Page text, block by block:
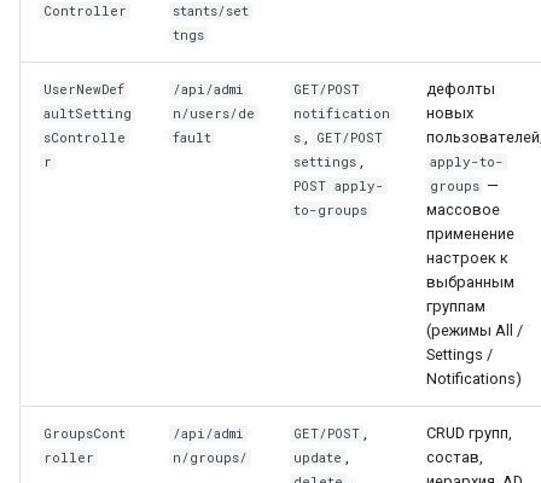
Controller
stants/set
tngs
UserNewDef
aultSetting
sControlle
r
/api/admi
n/users/de
fault
GET/POST
notification
s
GET/POST
settings
POST apply-
to-groups
дефолты
новых
apply-to-
groups —
массовое
применение
настроек к
выбранным
группам
(режимы All /
Settings /
Notifications)
GroupsCont
roller
/api/admi
n/groups/
GET/POST
update
CRUD групп,
состав,